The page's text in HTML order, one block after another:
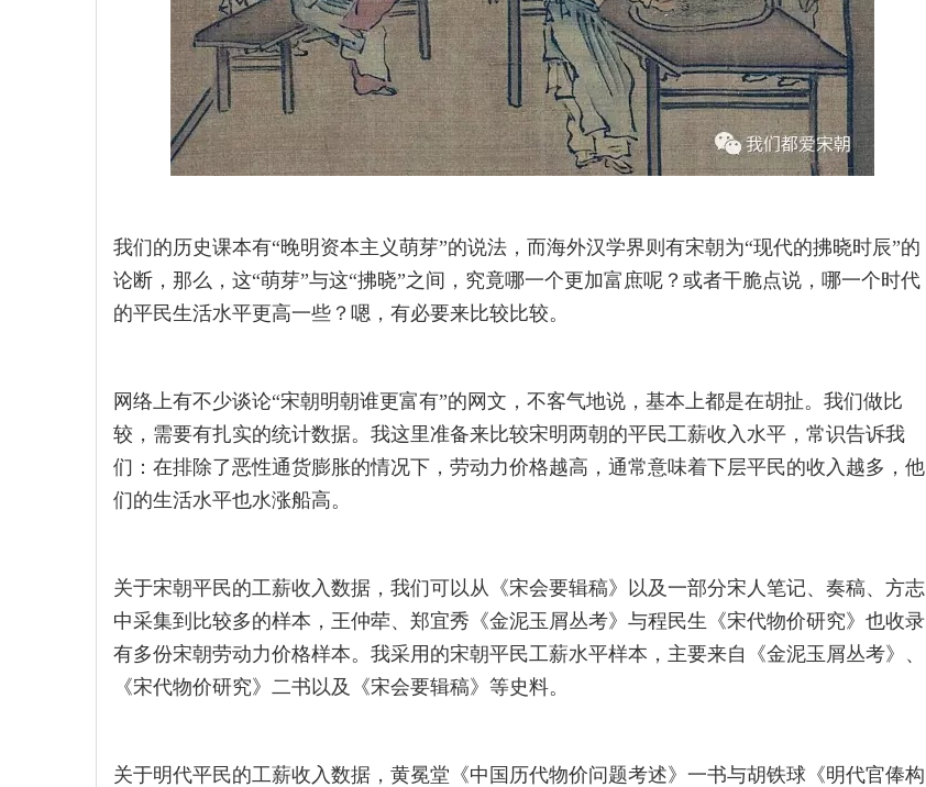
我们的历史课本有“晚明资本主义萌芽”的说法，而海外汉学界则有宋朝为“现代的拂晓时辰”的
论断，那么，这“萌芽”与这“拂晓”之间，究竟哪一个更加富庶呢？或者干脆点说，哪一个时代
的平民生活水平更高一些？嗯，有必要来比较比较。
网络上有不少谈论“宋朝明朝谁更富有”的网文，不客气地说，基本上都是在胡扯。我们做比
较，需要有扎实的统计数据。我这里准备来比较宋明两朝的平民工薪收入水平，常识告诉我
们：在排除了恶性通货膨胀的情况下，劳动力价格越高，通常意味着下层平民的收入越多，他
们的生活水平也水涨船高。
关于宋朝平民的工薪收入数据，我们可以从《宋会要辑稿》以及一部分宋人笔记、奏稿、方志
中采集到比较多的样本，王仲荦、郑宜秀《金泥玉屑丛考》与程民生《宋代物价研究》也收录
有多份宋朝劳动力价格样本。我采用的宋朝平民工薪水平样本，主要来自《金泥玉屑丛考》、
《宋代物价研究》二书以及《宋会要辑稿》等史料。
关于明代平民的工薪收入数据，黄冕堂《中国历代物价问题考述》一书与胡铁球《明代官俸构